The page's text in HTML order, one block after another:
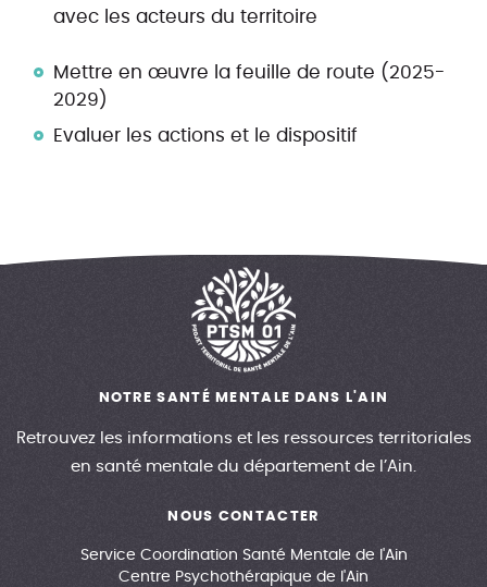
avec les acteurs du territoire
Mettre en œuvre la feuille de route (2025-
2029)
Evaluer les actions et le dispositif
NOTRE SANTÉ MENTALE DANS L'AIN
Retrouvez les informations et les ressources territoriales
en santé mentale du département de l’Ain.
NOUS CONTACTER
Service Coordination Santé Mentale de l'Ain
Centre Psychothérapique de l'Ain